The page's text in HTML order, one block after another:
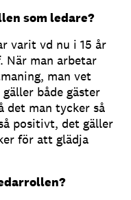
som ledare?
varit vd nu i 15 år
När man arbetar
man vet
både gäster
det man tycker så
positivt, det gäller
för att glädja